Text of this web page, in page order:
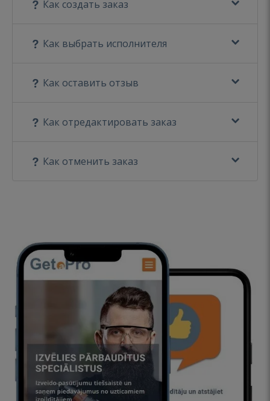
Как создать заказ
Как выбрать исполнителя
Как оставить отзыв
Как отредактировать заказ
Как отменить заказ